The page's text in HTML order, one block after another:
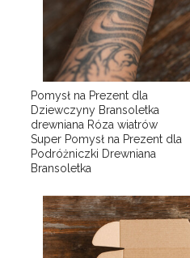
Pomysł na Prezent dla
Dziewczyny Bransoletka
drewniana Róza wiatrów
Super Pomysł na Prezent dla
Podróżniczki Drewniana
Bransoletka